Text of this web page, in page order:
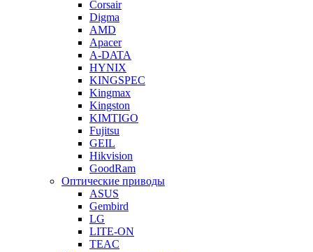
Corsair
Digma
AMD
Apacer
A-DATA
HYNIX
KINGSPEC
Kingmax
Kingston
KIMTIGO
Fujitsu
GEIL
Hikvision
GoodRam
Оптические приводы
ASUS
Gembird
LG
LITE-ON
TEAC